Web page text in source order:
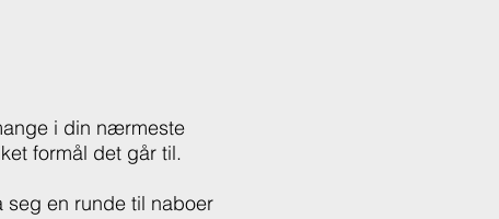
i din nærmeste
formål det går til.
en runde til naboer